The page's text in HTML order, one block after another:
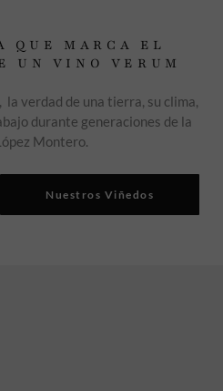
QUE MARCA EL
UN VINO VERUM
verdad de una tierra, su clima,
durante generaciones de la
Montero.
Nuestros Viñedos